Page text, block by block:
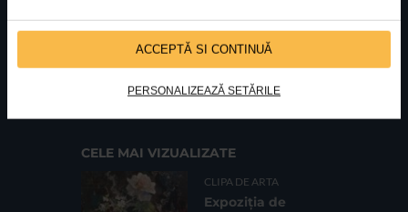
ACCEPTĂ SI CONTINUĂ
PERSONALIZEAZĂ SETĂRILE
FUNDATIA FILDAS ARTNr inreg registrul special: 4 PJ/ 29.01.2013
Sediu social: Str. Delfinului, Nr. 6, parter Bl. 42,
Sc. 4, Ap. 197, Sector 2
CELE MAI VIZUALIZATE
CLIPA DE ARTA
Expoziția de